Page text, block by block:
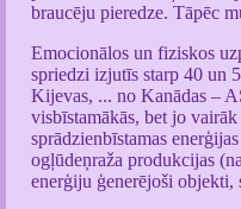
braucēju pieredze. Tāpēc
Emocionālos un fiziskos
spriedzi izjutīs starp 40 un
Kijevas, ... no Kanādas –
visbīstamākās, bet jo
sprādzienbīstamas
ogļūdeņraža produkcijas
enerģiju ģenerējoši objekti,